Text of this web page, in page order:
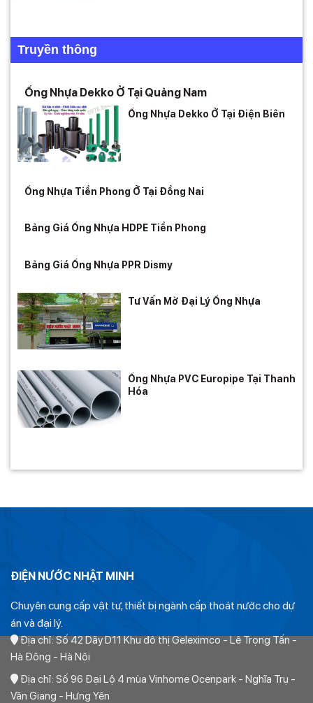
Truyền thông
Ống Nhựa Dekko Ở Tại Quảng Nam
Ống Nhựa Dekko Ở Tại Điện Biên
Ống Nhựa Tiền Phong Ở Tại Đồng Nai
Bảng Giá Ống Nhựa HDPE Tiền Phong
Bảng Giá Ống Nhựa PPR Dismy
Tư Vấn Mở Đại Lý Ống Nhựa
Ống Nhựa PVC Europipe Tại Thanh
Hóa
ĐIỆN NƯỚC NHẬT MINH
Chuyên cung cấp vật tư, thiết bị ngành cấp thoát nước cho dự
án và đại lý.
Địa chỉ: Số 42 Dãy D11 Khu đô thị Geleximco - Lê Trọng Tấn -
Hà Đông - Hà Nội
Địa chỉ: Số 96 Đại Lộ 4 mùa Vinhome Ocenpark - Nghĩa Trụ -
Văn Giang - Hưng Yên